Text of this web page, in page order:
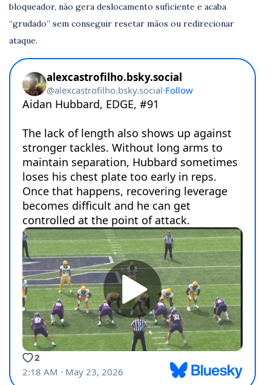
bloqueador, não gera deslocamento suficiente e acaba
“grudado” sem conseguir resetar mãos ou redirecionar
ataque.